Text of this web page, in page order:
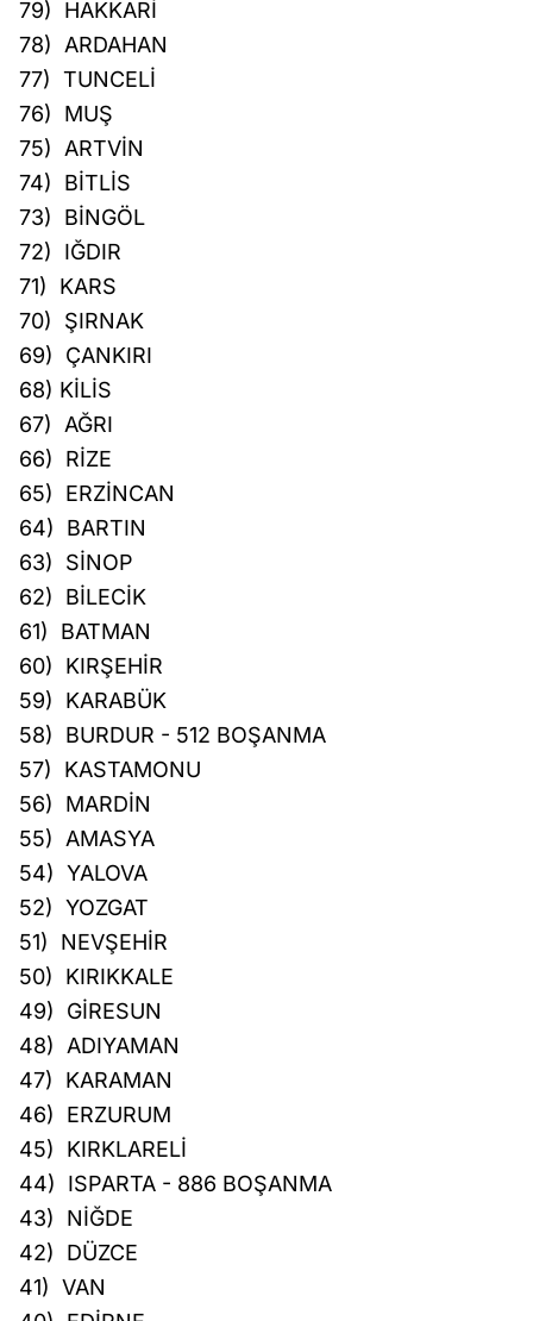
79) HAKKARİ
78) ARDAHAN
77) TUNCELİ
76) MUŞ
75) ARTVİN
74) BİTLİS
73) BİNGÖL
72) IĞDIR
71) KARS
70) ŞIRNAK
69) ÇANKIRI
68) KİLİS
67) AĞRI
66) RİZE
65) ERZİNCAN
64) BARTIN
63) SİNOP
62) BİLECİK
61) BATMAN
60) KIRŞEHİR
59) KARABÜK
58) BURDUR - 512 BOŞANMA
57) KASTAMONU
56) MARDİN
55) AMASYA
54) YALOVA
52) YOZGAT
51) NEVŞEHİR
50) KIRIKKALE
49) GİRESUN
48) ADIYAMAN
47) KARAMAN
46) ERZURUM
45) KIRKLARELİ
44) ISPARTA - 886 BOŞANMA
43) NİĞDE
42) DÜZCE
41) VAN